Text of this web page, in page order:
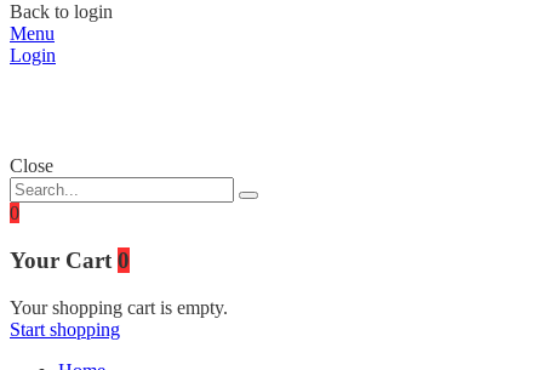
Back to login
Menu
Login
Close
0
Your Cart0
Your shopping cart is empty.
Start shopping